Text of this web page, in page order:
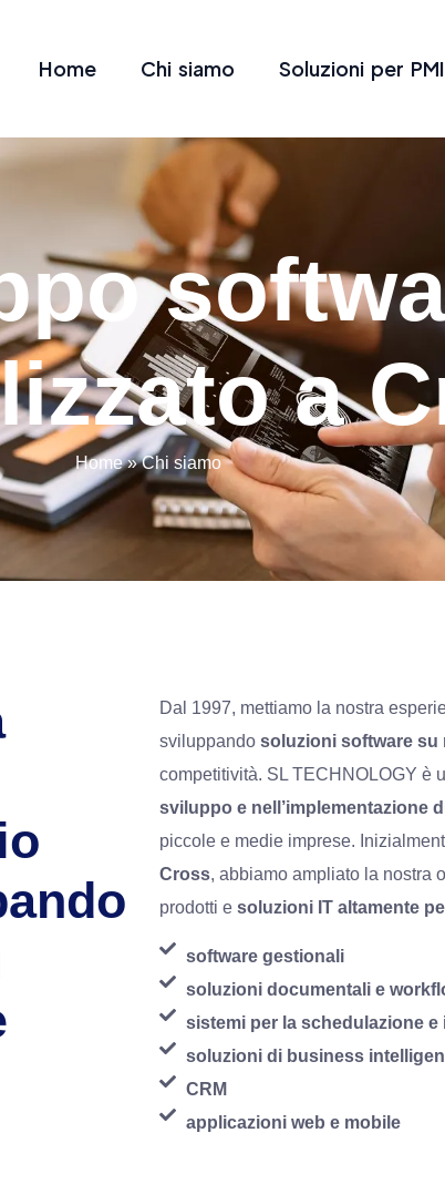
Home Chi siamo Soluzioni per PMI
a
Home»Chi siamo
Dal 1997, mettiamo la nostra
sviluppando soluzioni software su
competitività. SL TECHNOLOGY è
sviluppo e nell’implementazione
piccole e medie imprese.
Cross, abbiamo ampliato la nostra
prodotti e soluzioni IT altamente
software gestionali
soluzioni documentali e
sistemi per la schedulazione
soluzioni di business
CRM
applicazioni web e mobile